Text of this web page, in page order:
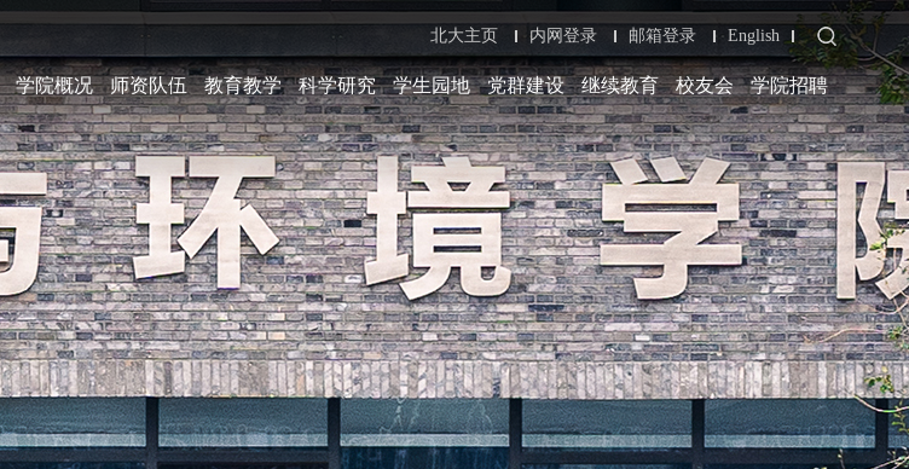
北大主页 内网登录 邮箱登录 English
学院概况 师资队伍 教育教学 科学研究 学生园地 党群建设 继续教育 校友会 学院招聘